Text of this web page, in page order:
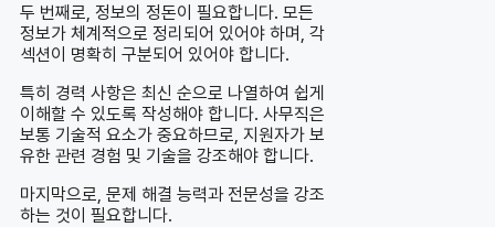
두 번째로, 정보의 정돈이 필요합니다. 모든
정보가 체계적으로 정리되어 있어야 하며, 각
섹션이 명확히 구분되어 있어야 합니다.
특히 경력 사항은 최신 순으로 나열하여 쉽게
이해할 수 있도록 작성해야 합니다. 사무직은
보통 기술적 요소가 중요하므로, 지원자가 보
유한 관련 경험 및 기술을 강조해야 합니다.
마지막으로, 문제 해결 능력과 전문성을 강조
하는 것이 필요합니다.